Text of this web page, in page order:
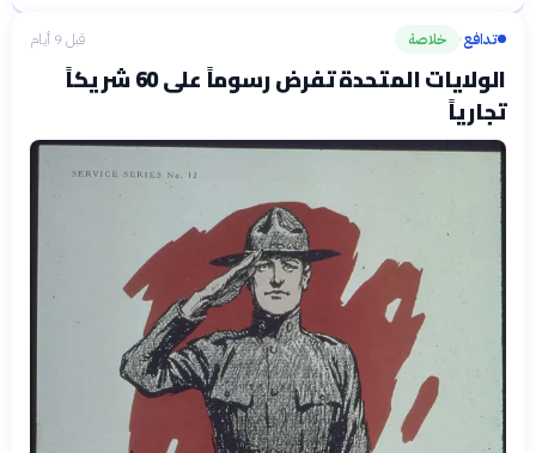
تدافع› خلاصة قبل 9 أيام
الولايات المتحدة تفرض رسوماً على 60 شريكاً
تجارياً